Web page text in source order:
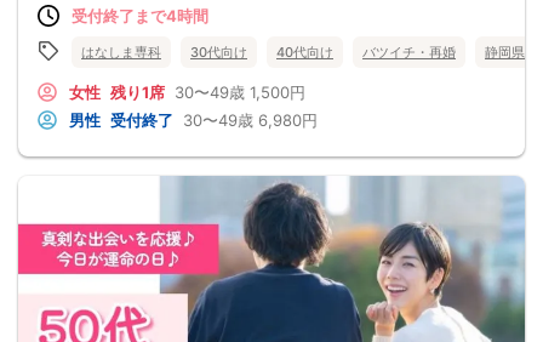
受付終了まで4時間
はなしま専科 30代向け 40代向け バツイチ・再婚 静岡県
女性 残り1席 30〜49歳 1,500円
男性 受付終了 30〜49歳 6,980円